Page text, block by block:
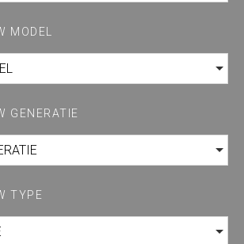
MODEL
GENERATIE
TYPE